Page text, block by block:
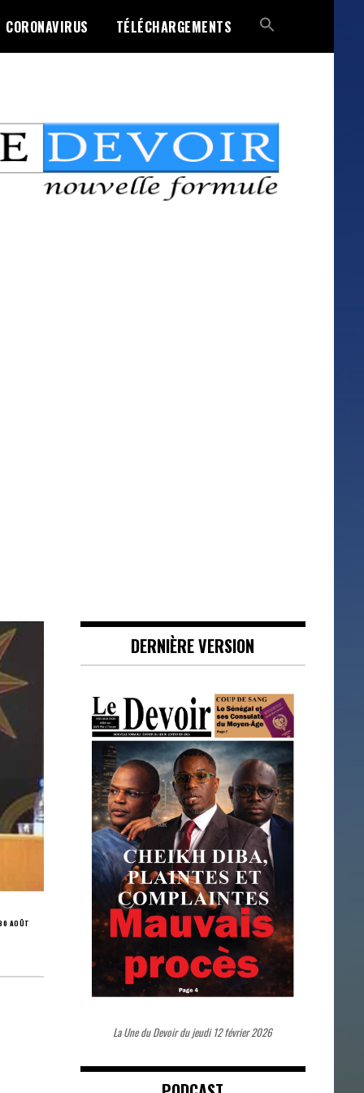
CORONAVIRUS TÉLÉCHARGEMENTS
AOÛT
DERNIÈRE VERSION
La Une du Devoir du jeudi 12 février 2026